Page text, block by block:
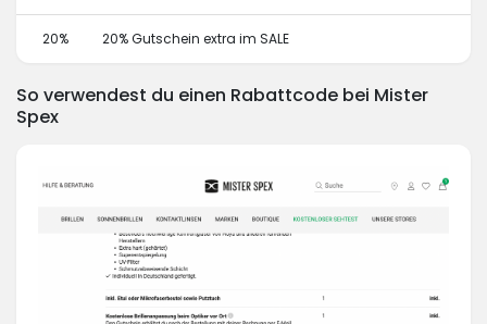
20% 20% Gutschein extra im SALE
So verwendest du einen Rabattcode bei Mister
Spex